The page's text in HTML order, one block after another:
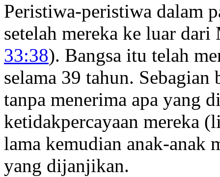
Peristiwa-peristiwa dalam
setelah mereka ke luar
33:38). Bangsa itu telah
selama 39 tahun. Sebagian
tanpa menerima apa yang
ketidakpercayaan mereka
lama kemudian anak-anak
yang dijanjikan.